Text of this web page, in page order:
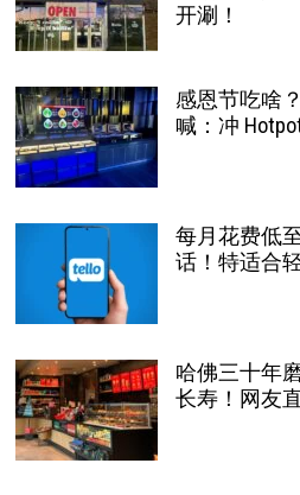
开涮！
感恩节吃啥
喊：冲
每月花费低
话！特适合
哈佛三十年
长寿！网友